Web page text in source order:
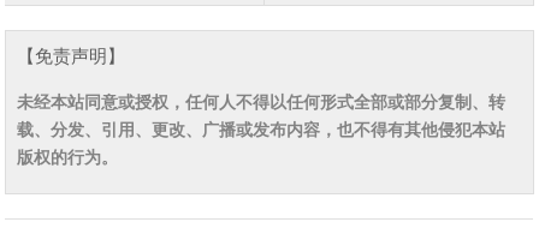
【免责声明】
未经本站同意或授权，任何人不得以任何形式全部或部分复制、转
载、分发、引用、更改、广播或发布内容，也不得有其他侵犯本站
版权的行为。